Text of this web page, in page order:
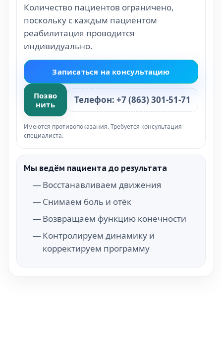
Количество пациентов ограничено,
поскольку с каждым пациентом
реабилитация проводится
индивидуально.
Записаться на консультацию
Позво
нить
Телефон: +7 (863) 301-51-71
Имеются противопоказания. Требуется консультация
специалиста.
Мы ведём пациента до результата
Восстанавливаем движения
Снимаем боль и отёк
Возвращаем функцию конечности
Контролируем динамику и
корректируем программу